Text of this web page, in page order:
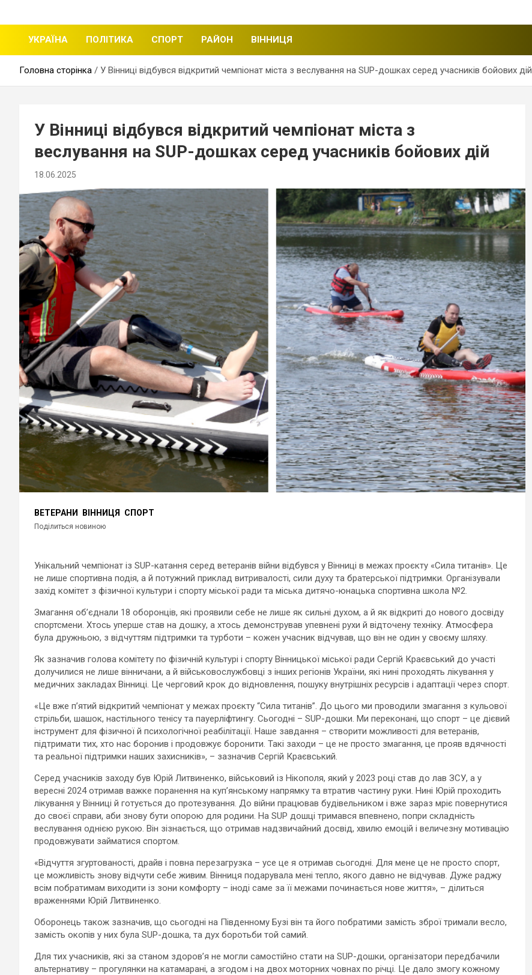
Вінницька стрічка
УКРАЇНА ПОЛІТИКА СПОРТ РАЙОН ВІННИЦЯ
Головна сторінка У Вінниці відбувся відкритий чемпіонат міста з веслування на SUP-дошках серед учасників бойових дій
У Вінниці відбувся відкритий чемпіонат міста з
веслування на SUP-дошках серед учасників бойових дій
18.06.2025
ВЕТЕРАНИ ВІННИЦЯ СПОРТ
Поділиться новиною
Унікальний чемпіонат із SUP-катання серед ветеранів війни відбувся у Вінниці в межах проєкту «Сила титанів». Це
не лише спортивна подія, а й потужний приклад витривалості, сили духу та братерської підтримки. Організували
захід комітет з фізичної культури і спорту міської ради та міська дитячо-юнацька спортивна школа №2.
Змагання об’єднали 18 оборонців, які проявили себе не лише як сильні духом, а й як відкриті до нового досвіду
спортсмени. Хтось уперше став на дошку, а хтось демонстрував упевнені рухи й відточену техніку. Атмосфера
була дружньою, з відчуттям підтримки та турботи – кожен учасник відчував, що він не один у своєму шляху.
Як зазначив голова комітету по фізичній культурі і спорту Вінницької міської ради Сергій Краєвський до участі
долучилися не лише вінничани, а й військовослужбовці з інших регіонів України, які нині проходять лікування у
медичних закладах Вінниці. Це черговий крок до відновлення, пошуку внутрішніх ресурсів і адаптації через спорт.
«Це вже п’ятий відкритий чемпіонат у межах проєкту “Сила титанів”. До цього ми проводили змагання з кульової
стрільби, шашок, настільного тенісу та пауерліфтингу. Сьогодні – SUP-дошки. Ми переконані, що спорт – це дієвий
інструмент для фізичної й психологічної реабілітації. Наше завдання – створити можливості для ветеранів,
підтримати тих, хто нас боронив і продовжує боронити. Такі заходи – це не просто змагання, це прояв вдячності
та реальної підтримки наших захисників», – зазначив Сергій Краєвський.
Серед учасників заходу був Юрій Литвиненко, військовий із Нікополя, який у 2023 році став до лав ЗСУ, а у
вересні 2024 отримав важке поранення на куп’янському напрямку та втратив частину руки. Нині Юрій проходить
лікування у Вінниці й готується до протезування. До війни працював будівельником і вже зараз мріє повернутися
до своєї справи, аби знову бути опорою для родини. На SUP дошці тримався впевнено, попри складність
веслування однією рукою. Він зізнається, що отримав надзвичайний досвід, хвилю емоцій і величезну мотивацію
продовжувати займатися спортом.
«Відчуття згуртованості, драйв і повна перезагрузка – усе це я отримав сьогодні. Для мене це не просто спорт,
це можливість знову відчути себе живим. Вінниця подарувала мені тепло, якого давно не відчував. Дуже раджу
всім побратимам виходити із зони комфорту – іноді саме за її межами починається нове життя», – ділиться
враженнями Юрій Литвиненко.
Оборонець також зазначив, що сьогодні на Південному Бузі він та його побратими замість зброї тримали весло,
замість окопів у них була SUP-дошка, та дух боротьби той самий.
Для тих учасників, які за станом здоров’я не могли самостійно стати на SUP-дошки, організатори передбачили
альтернативу – прогулянки на катамарані, а згодом і на двох моторних човнах по річці. Це дало змогу кожному